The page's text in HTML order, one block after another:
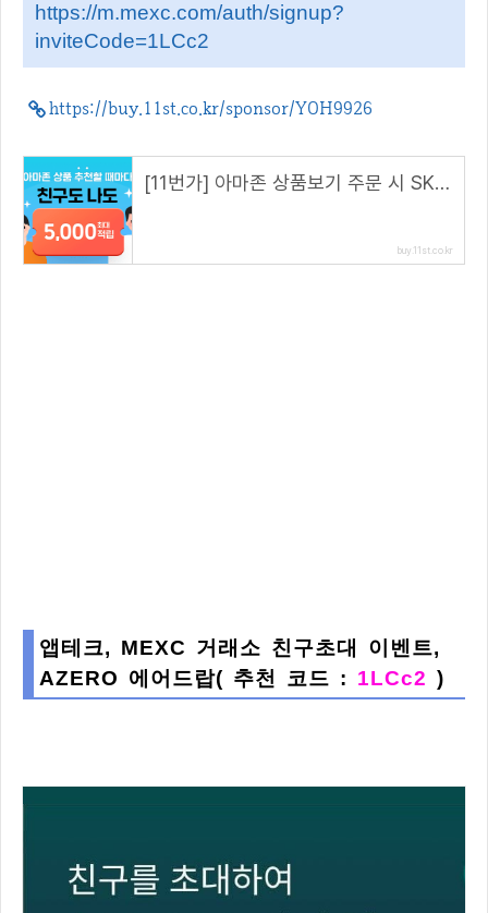
https://m.mexc.com/auth/signup?
inviteCode=1LCc2
https://buy.11st.co.kr/sponsor/YOH9926
[11번가] 아마존 상품보기 주문 시 SK pay point 2% 추가 적립을 해드립니다. (해당 링크 접속 시)
buy.11st.co.kr
앱테크, MEXC 거래소 친구초대 이벤트,
AZERO 에어드랍( 추천 코드 : 1LCc2 )